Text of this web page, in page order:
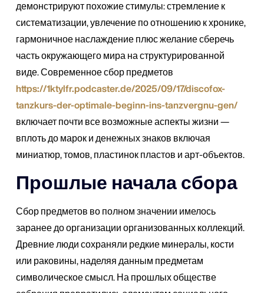
демонстрируют похожие стимулы: стремление к
систематизации, увлечение по отношению к хронике,
гармоничное наслаждение плюс желание сберечь
часть окружающего мира на структурированной
виде. Современное сбор предметов
https://1ktylfr.podcaster.de/2025/09/17/discofox-
tanzkurs-der-optimale-beginn-ins-tanzvergnu-gen/
включает почти все возможные аспекты жизни —
вплоть до марок и денежных знаков включая
миниатюр, томов, пластинок пластов и арт-объектов.
Прошлые начала сбора
Сбор предметов во полном значении имелось
заранее до организации организованных коллекций.
Древние люди сохраняли редкие минералы, кости
или раковины, наделяя данным предметам
символическое смысл. На прошлых обществе